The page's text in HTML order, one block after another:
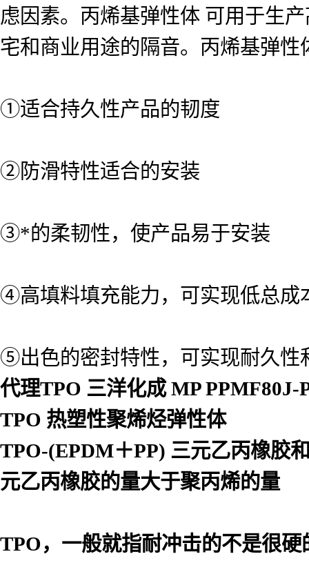
虑因素。丙烯基弹性体 可用于生
宅和商业用途的隔音。丙烯基弹
①适合持久性产品的韧度
②防滑特性适合的安装
③*的柔韧性，使产品易于安装
④高填料填充能力，可实现低总成
⑤出色的密封特性，可实现耐久性
代理TPO 三洋化成 MP PPMF80J-
TPO 热塑性聚烯烃弹性体
TPO-(EPDM＋PP) 三元乙丙橡胶
元乙丙橡胶的量大于聚丙烯的量
TPO，一般就指耐冲击的不是很